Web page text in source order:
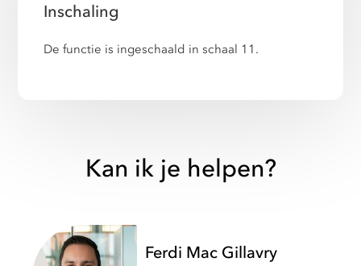
Inschaling
De functie is ingeschaald in schaal 11.
Kan ik je helpen?
Ferdi Mac Gillavry